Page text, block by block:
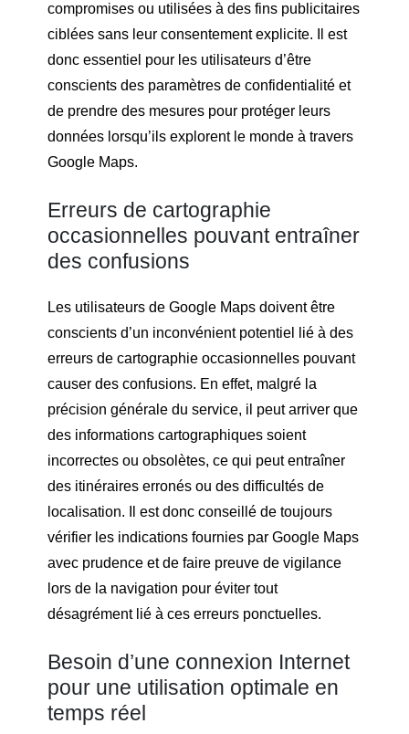
compromises ou utilisées à des fins publicitaires
ciblées sans leur consentement explicite. Il est
donc essentiel pour les utilisateurs d’être
conscients des paramètres de confidentialité et
de prendre des mesures pour protéger leurs
données lorsqu’ils explorent le monde à travers
Google Maps.
Erreurs de cartographie
occasionnelles pouvant entraîner
des confusions
Les utilisateurs de Google Maps doivent être
conscients d’un inconvénient potentiel lié à des
erreurs de cartographie occasionnelles pouvant
causer des confusions. En effet, malgré la
précision générale du service, il peut arriver que
des informations cartographiques soient
incorrectes ou obsolètes, ce qui peut entraîner
des itinéraires erronés ou des difficultés de
localisation. Il est donc conseillé de toujours
vérifier les indications fournies par Google Maps
avec prudence et de faire preuve de vigilance
lors de la navigation pour éviter tout
désagrément lié à ces erreurs ponctuelles.
Besoin d’une connexion Internet
pour une utilisation optimale en
temps réel